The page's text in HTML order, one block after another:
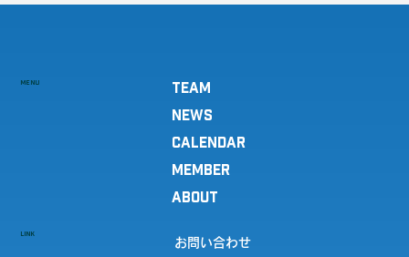
MENU
TEAM
NEWS
CALENDAR
MEMBER
ABOUT
LINK
お問い合わせ